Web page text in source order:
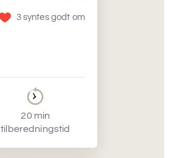
3 syntes godt om
20 min
tilberedningstid